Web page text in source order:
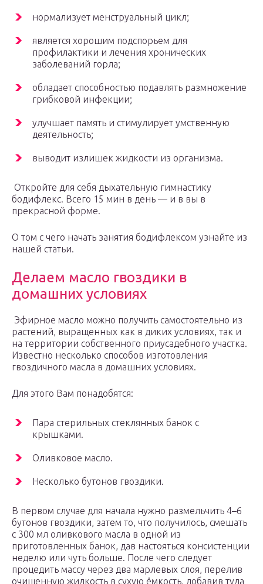
нормализует менструальный цикл;
является хорошим подспорьем для
профилактики и лечения хронических
заболеваний горла;
обладает способностью подавлять размножение
грибковой инфекции;
улучшает память и стимулирует умственную
деятельность;
выводит излишек жидкости из организма.
Откройте для себя дыхательную гимнастику
бодифлекс. Всего 15 мин в день — и в вы в
прекрасной форме.
О том с чего начать занятия бодифлексом узнайте из
нашей статьи.
Делаем масло гвоздики в
домашних условиях
Эфирное масло можно получить самостоятельно из
растений, выращенных как в диких условиях, так и
на территории собственного приусадебного участка.
Известно несколько способов изготовления
гвоздичного масла в домашних условиях.
Для этого Вам понадобятся:
Пара стерильных стеклянных банок с
крышками.
Оливковое масло.
Несколько бутонов гвоздики.
В первом случае для начала нужно размельчить 4–6
бутонов гвоздики, затем то, что получилось, смешать
с 300 мл оливкового масла в одной из
приготовленных банок, дав настояться консистенции
неделю или чуть больше. После чего следует
процедить массу через два марлевых слоя, перелив
очищенную жидкость в сухую ёмкость, добавив туда